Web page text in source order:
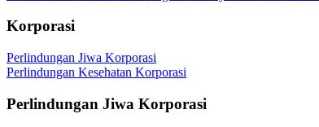
Korporasi
Perlindungan Jiwa Korporasi
Perlindungan Kesehatan Korporasi
Perlindungan Jiwa Korporasi